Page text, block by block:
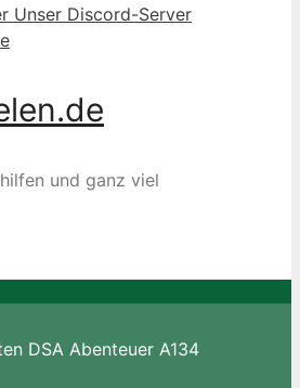
Unser Discord-Server
und ganz viel